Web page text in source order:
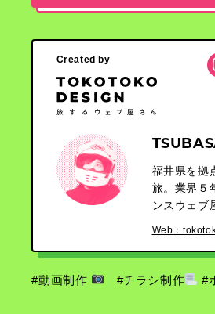
Created by
福井県を拠
旅。業界５
ンスウェブ
Web：
#動画制作 #チラシ制作 #